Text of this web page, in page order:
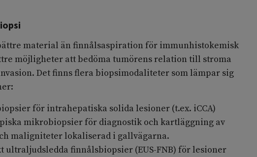
material än finnålsaspiration för immunhistokemisk
möjligheter att bedöma tumörens relation till stroma
Det finns flera biopsimodaliteter som lämpar sig
för intrahepatiska solida lesioner (t.ex. iCCA)
mikrobiopsier för diagnostik och kartläggning av
maligniteter lokaliserad i gallvägarna.
ultraljudsledda finnålsbiopsier (EUS-FNB) för lesioner